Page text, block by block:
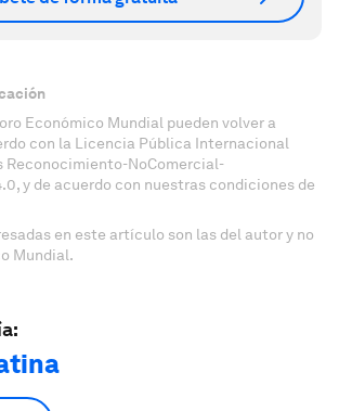
Económico Mundial pueden volver a
con la Licencia Pública Internacional
Reconocimiento-NoComercial-
y de acuerdo con nuestras condiciones de
en este artículo son las del autor y no
Mundial.